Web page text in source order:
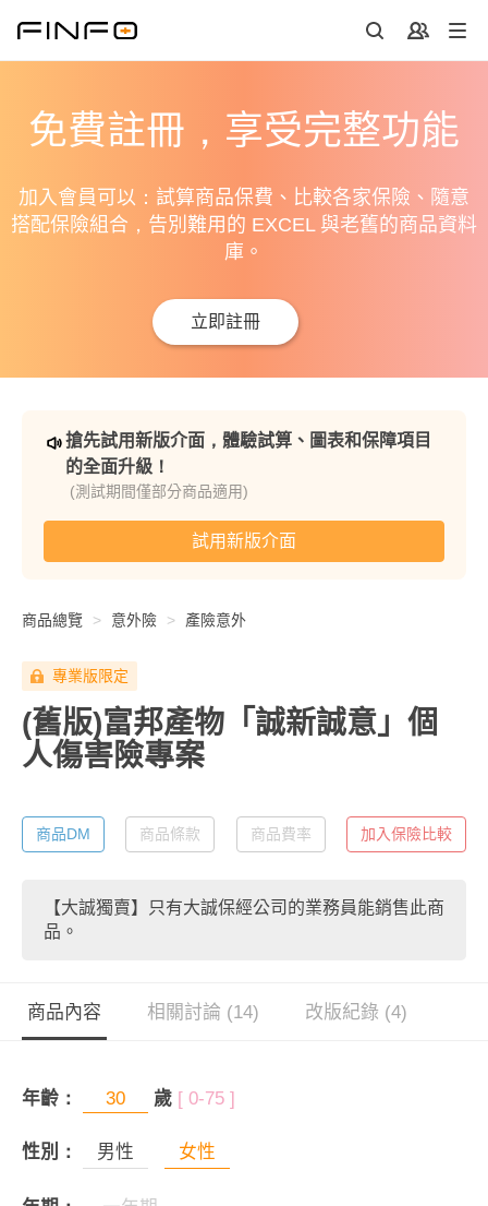
免費註冊，享受完整功能
加入會員可以：試算商品保費、比較各家保險、隨意
搭配保險組合，告別難用的 EXCEL 與老舊的商品資料
庫。
立即註冊
搶先試用新版介面，體驗試算、圖表和保障項目
的全面升級！
(測試期間僅部分商品適用)
試用新版介面
商品總覽 意外險 產險意外
專業版限定
(舊版)富邦產物「誠新誠意」個
人傷害險專案
商品DM 商品條款 商品費率 加入保險比較
【大誠獨賣】只有大誠保經公司的業務員能銷售此商
品。
商品內容 相關討論 (14) 改版紀錄 (4)
年齡： 歲 [ 0-75 ]
性別： 男性 女性